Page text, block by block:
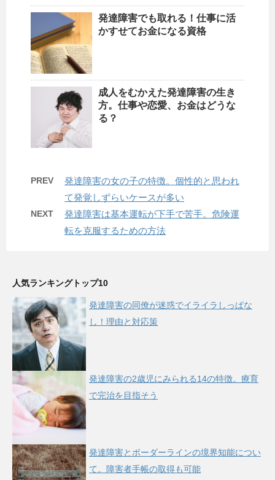
発達障害でも取れる！仕事に活
かすせてお金になる資格
成人をむかえた発達障害の生き
方。仕事や恋愛、お金はどうな
る？
PREV
発達障害の女の子の特徴。個性的と思われ
て発覚しずらいケースが多い
NEXT
発達障害は基本運転が下手で苦手。危険運
転を克服するための方法
人気ランキングトップ10
発達障害の同僚が迷惑でイライラしっぱな
し！理由と対応策
発達障害の2歳児にみられる14の特徴。療育
で完治を目指そう
発達障害とボーダーラインの境界知能につい
て。障害者手帳の取得も可能